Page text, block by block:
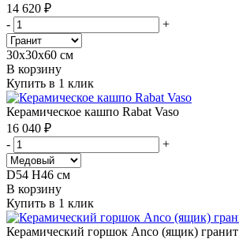
14 620 ₽
-
+
30х30х60 см
В корзину
Купить в 1 клик
Керамическое кашпо Rabat Vaso
16 040 ₽
-
+
D54 H46 см
В корзину
Купить в 1 клик
Керамический горшок Anco (ящик) гранит